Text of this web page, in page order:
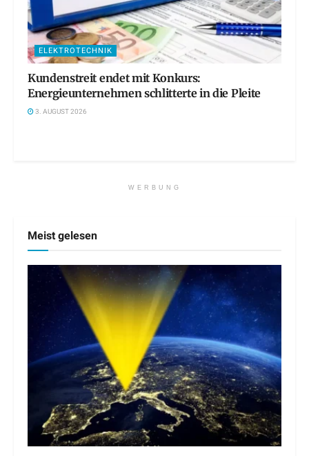
ELEKTROTECHNIK
Kundenstreit endet mit Konkurs:
Energieunternehmen schlitterte in die Pleite
3. AUGUST 2026
WERBUNG
Meist gelesen